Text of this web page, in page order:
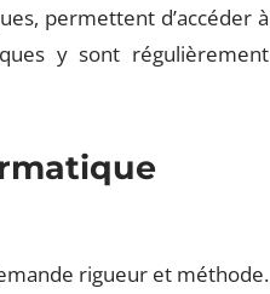
permettent d’accéder à
y sont régulièrement
rigueur et méthode.